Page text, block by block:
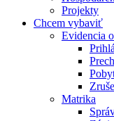
Projekty
Chcem vybaviť
Evidencia
Matrika